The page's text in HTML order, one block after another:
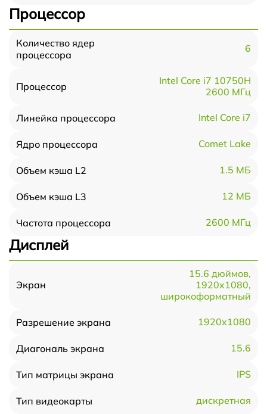
Процессор
Количество ядер
процессора
6
Процессор
Intel Core i7 10750H
2600 МГц
Линейка процессора Intel Core i7
Ядро процессора Comet Lake
Объем кэша L2 1.5 МБ
Объем кэша L3 12 МБ
Частота процессора 2600 МГц
Дисплей
Экран
15.6 дюймов,
1920x1080,
широкоформатный
Разрешение экрана 1920x1080
Диагональ экрана 15.6
Тип матрицы экрана IPS
Тип видеокарты дискретная